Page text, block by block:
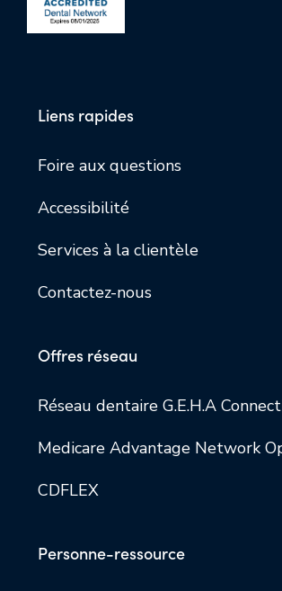
Liens rapides
Foire aux questions
Accessibilité
Services à la clientèle
Contactez-nous
Offres réseau
Réseau dentaire G.E.H.A
Medicare Advantage Network
CDFLEX
Personne-ressource